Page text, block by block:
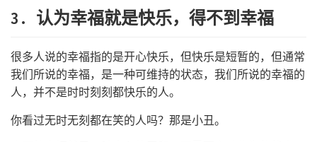
3. 认为幸福就是快乐，得不到幸福
很多人说的幸福指的是开心快乐，但快乐是短暂的，但通常
我们所说的幸福，是一种可维持的状态，我们所说的幸福的
人，并不是时时刻刻都快乐的人。
你看过无时无刻都在笑的人吗？那是小丑。